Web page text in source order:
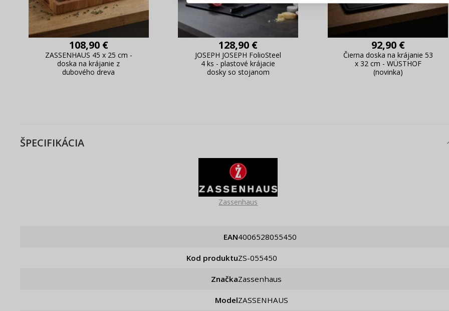
108,90 €
ZASSENHAUS 45 x 25 cm -
doska na krájanie z
dubového dreva
128,90 €
JOSEPH JOSEPH FolioSteel
4 ks - plastové krájacie
dosky so stojanom
92,90 €
Čierna doska na krájanie 53
x 32 cm - WÜSTHOF
(novinka)
ŠPECIFIKÁCIA
Zassenhaus
EAN 4006528055450
Kod produktu ZS-055450
Značka Zassenhaus
Model ZASSENHAUS
Živý náhľad na zmeny v objednávke
Pripomenutie